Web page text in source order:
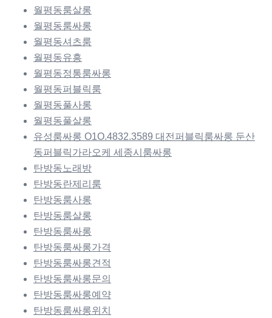
월평동룸살롱
월평동룸싸롱
월평동셔츠룸
월평동유흥
월평동정통룸싸롱
월평동퍼블릭룸
월평동풀사롱
월평동풀살롱
유성룸싸롱 O1O.4832.3589 대전퍼블릭룸싸롱 둔산
동퍼블릭가라오케 세종시룸싸롱
탄방동노래방
탄방동란제리룸
탄방동룸사롱
탄방동룸살롱
탄방동룸싸롱
탄방동룸싸롱가격
탄방동룸싸롱견적
탄방동룸싸롱문의
탄방동룸싸롱예약
탄방동룸싸롱위치